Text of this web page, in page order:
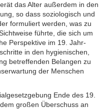
das Alter außerdem in den
so dass soziologisch und
formuliert werden, was zu
führte, die sich um
Perspektive im 19. Jahr­
in den hygienischen,
betref­fenden Belangen zu
der Menschen
Ende des 19.
großen Überschuss an